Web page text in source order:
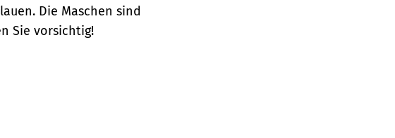
Die Maschen sind
Sie vorsichtig!